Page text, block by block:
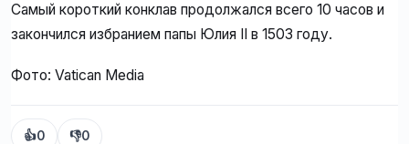
Самый короткий конклав продолжался всего 10 часов и
закончился избранием папы Юлия II в 1503 году.
Фото: Vatican Media
👍0 👎0